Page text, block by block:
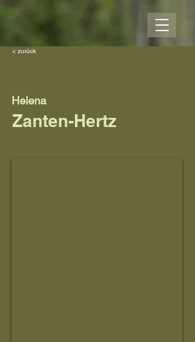
< zurück
Zanten-Hertz
Helena